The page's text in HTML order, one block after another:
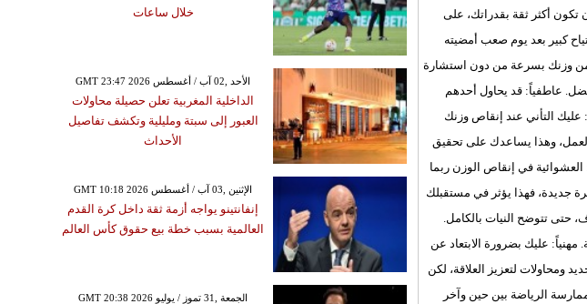
خلال ساعات
GMT 23:47 2026 الأحد ,02 آب / أغسطس
الداخلية المغربية تعلن حصيلة محاولات
العبور إلى سبتة ومليلية وتكشف تفاصيل
الأحداث
GMT 10:18 2026 الإثنين ,03 آب / أغسطس
إنفانتينو يواجه أزمة ثقة داخل كرة القدم
العالمية بسبب خطة بيع حقوق كأس العالم
GMT 20:38 2026 الجمعة ,31 تموز / يوليو